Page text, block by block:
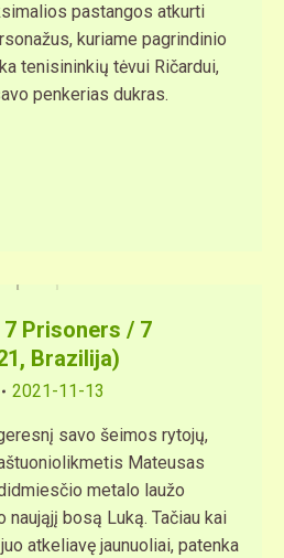
pastangos atkurti
kuriame pagrindinio
tenisininkių tėvui Ričardui,
penkerias dukras.
Prisoners / 7
Brazilija)
2021-11-13
savo šeimos rytojų,
Mateusas
metalo laužo
naująjį bosą Luką. Tačiau kai
atkeliavę jaunuoliai, patenka